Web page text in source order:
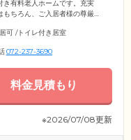
き有料老人ホームです。充実
もちろん、ご入居者様の尊厳
、ご本人にお任せしていま
さまを見守っているため、安
療機関とも連携を取り、ご入
可 /トイレ付き居室
072-237-3690
料金見積もり
※2026/07/08更新